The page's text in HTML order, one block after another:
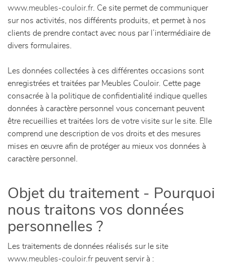
chambres et dressing
literie
décoration
www.meubles-couloir.fr. Ce site permet de communiquer
sur nos activités, nos différents produits, et permet à nos
clients de prendre contact avec nous par l’intermédiaire de
divers formulaires.
Les données collectées à ces différentes occasions sont
enregistrées et traitées par Meubles Couloir. Cette page
consacrée à la politique de confidentialité indique quelles
données à caractère personnel vous concernant peuvent
être recueillies et traitées lors de votre visite sur le site. Elle
comprend une description de vos droits et des mesures
mises en œuvre afin de protéger au mieux vos données à
caractère personnel.
Objet du traitement - Pourquoi
nous traitons vos données
personnelles ?
Les traitements de données réalisés sur le site
www.meubles-couloir.frpeuvent servir à :